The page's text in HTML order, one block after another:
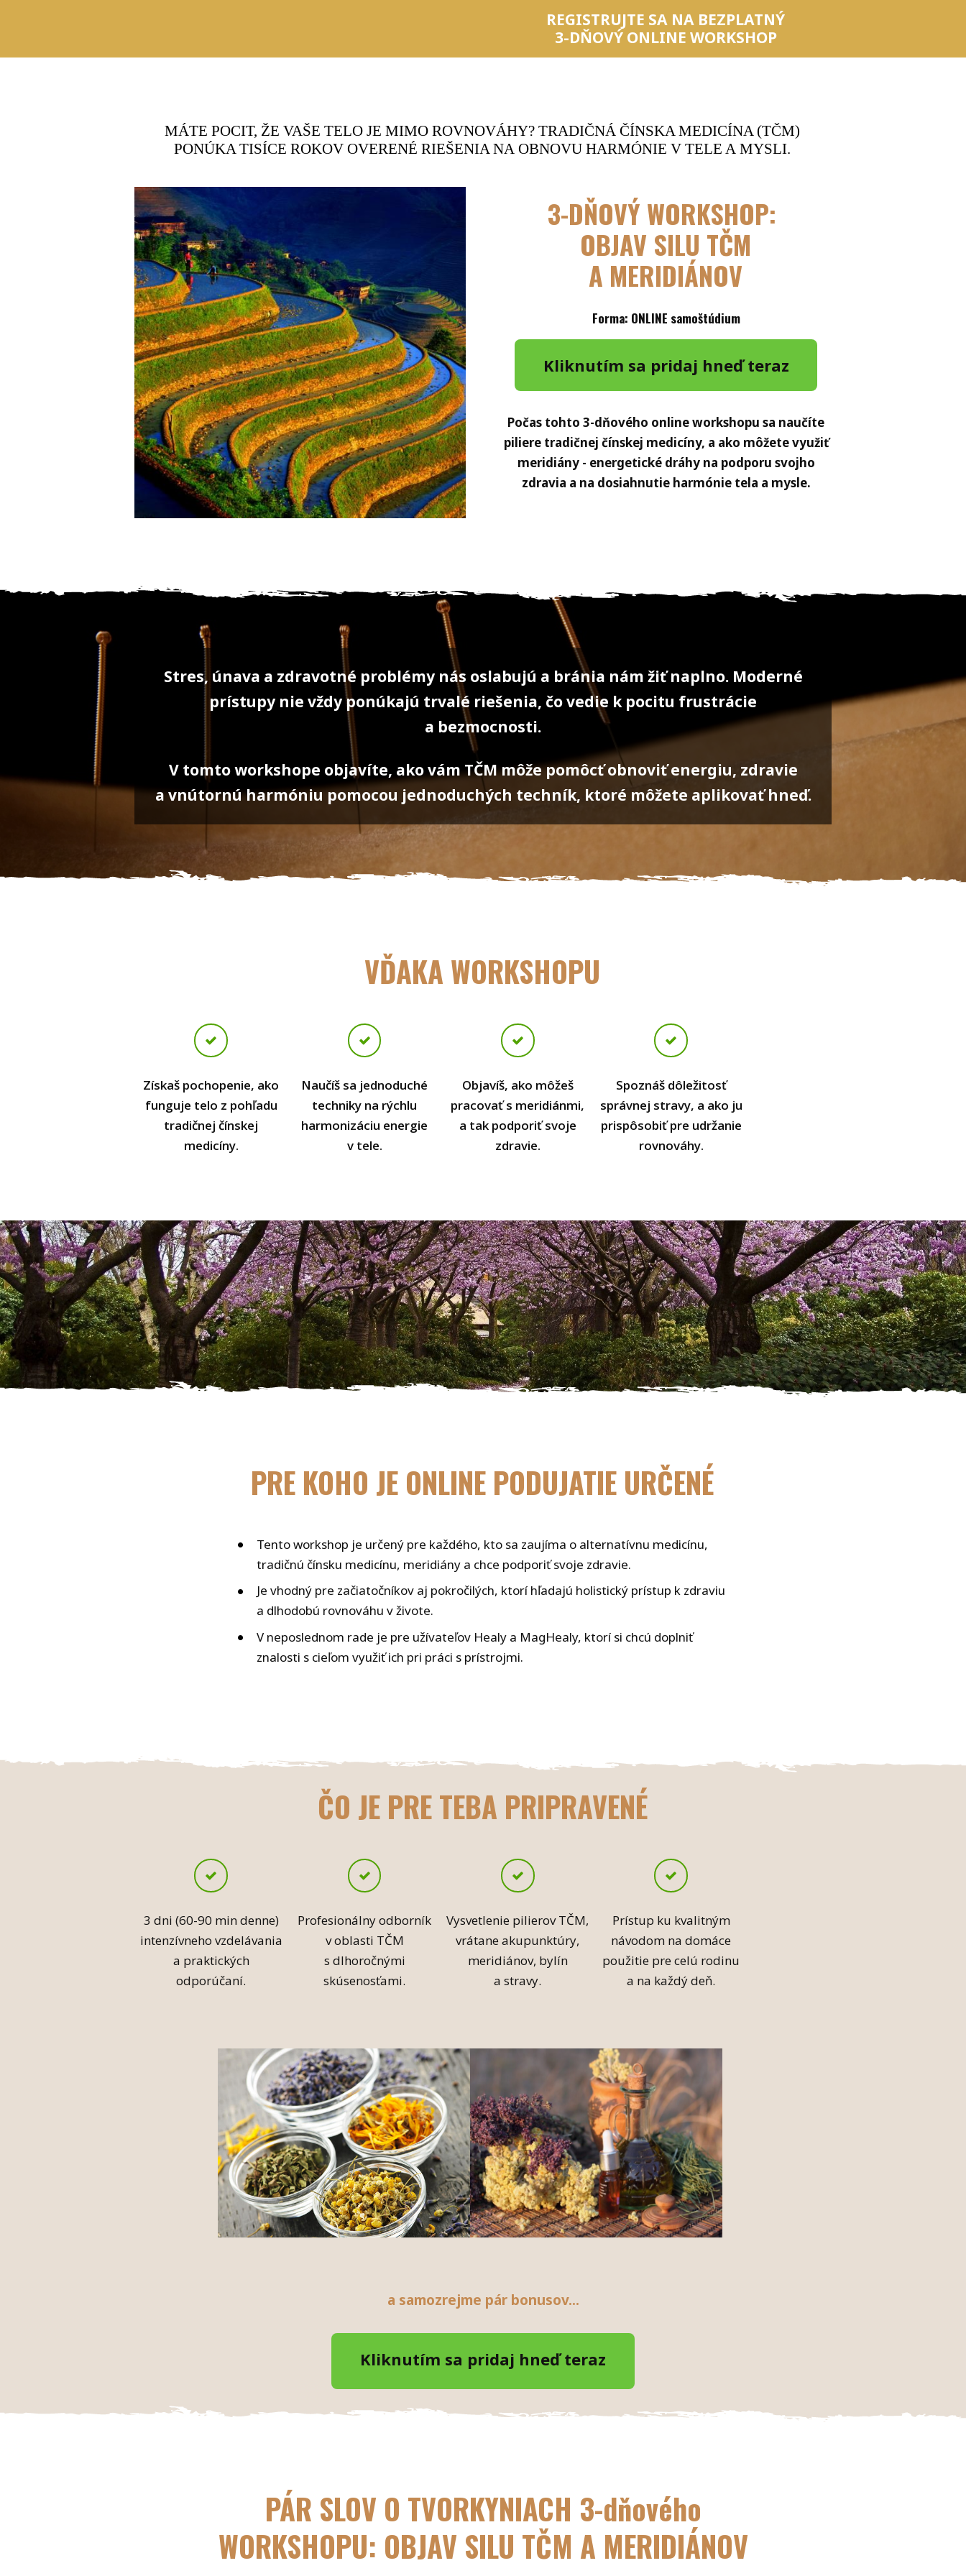
REGISTRUJTE SA NA BEZPLATNÝ
3-DŇOVÝ ONLINE WORKSHOP
MÁTE POCIT, ŽE VAŠE TELO JE MIMO ROVNOVÁHY?TRADIČNÁ ČÍNSKA MEDICÍNA (TČM)
PONÚKA TISÍCE ROKOVOVERENÉ RIEŠENIA NA OBNOVU HARMÓNIE V TELE A MYSLI.
3-DŇOVÝ WORKSHOP:
OBJAV SILU TČM
A MERIDIÁNOV
Forma: ONLINE samoštúdium
Kliknutím sa pridaj hneď teraz
Počas tohto 3-dňového online workshopu sa naučíte
piliere tradičnej čínskej medicíny, a ako môžete využiť
meridiány - energetické dráhy na podporu svojho
zdravia a na dosiahnutie harmónie tela a mysle.
Stres, únava a zdravotné problémy nás oslabujú a bránia nám žiť naplno. Moderné
prístupy nie vždy ponúkajú trvalé riešenia, čo vedie k pocitu frustrácie
a bezmocnosti.
V tomto workshope objavíte, ako vám TČM môže pomôcť obnoviť energiu, zdravie
a vnútornú harmóniu pomocou jednoduchých techník, ktoré môžete aplikovať hneď.
VĎAKA WORKSHOPU
Získaš pochopenie, ako
funguje telo z pohľadu
tradičnej čínskej
medicíny.
Naučíš sa jednoduché
techniky na rýchlu
harmonizáciu energie
v tele.
Objavíš, ako môžeš
pracovať s meridiánmi,
a tak podporiť svoje
zdravie.
Spoznáš dôležitosť
správnej stravy, a ako ju
prispôsobiť pre udržanie
rovnováhy.
PRE KOHO JE ONLINE PODUJATIE URČENÉ
Tento workshop je určený pre každého, kto sa zaujíma o alternatívnu medicínu,
tradičnú čínsku medicínu, meridiány a chce podporiť svoje zdravie.
Je vhodný pre začiatočníkov aj pokročilých, ktorí hľadajú holistický prístup k zdraviu
a dlhodobú rovnováhu v živote.
V neposlednom rade je pre užívateľov Healy a MagHealy, ktorí si chcú doplniť
znalosti s cieľom využiť ich pri práci s prístrojmi.
ČO JE PRE TEBA PRIPRAVENÉ
3 dni (60-90 min denne)
intenzívneho vzdelávania
a praktických
odporúčaní.
Profesionálny odborník
v oblasti TČM
s dlhoročnými
skúsenosťami.
Vysvetlenie pilierov TČM,
vrátane akupunktúry,
meridiánov, bylín
a stravy.
Prístup ku kvalitným
návodom na domáce
použitie pre celú rodinu
a na každý deň.
a samozrejme pár bonusov...
Kliknutím sa pridaj hneď teraz
PÁR SLOV O TVORKYNIACH 3-dňového
WORKSHOPU: OBJAV SILU TČM A MERIDIÁNOV